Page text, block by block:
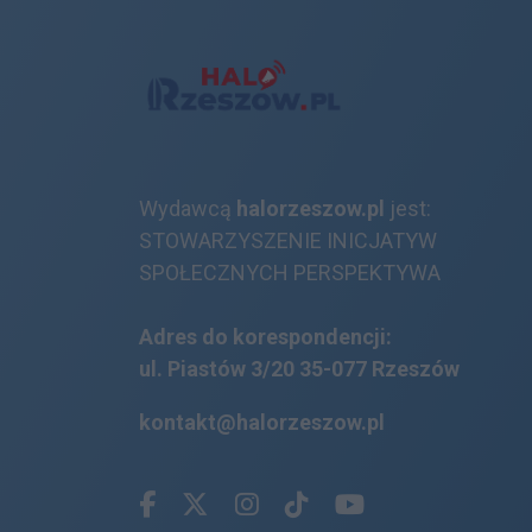
Wydawcą halorzeszow.pl jest:
STOWARZYSZENIE INICJATYW
SPOŁECZNYCH PERSPEKTYWA
Adres do korespondencji:
ul. Piastów 3/20 35-077 Rzeszów
kontakt@halorzeszow.pl
Facebook.com
X.comInstagram.com
Tiktok.com
Youtube.com